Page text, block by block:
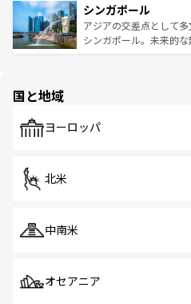
参照してほしい。
激する。気候は一年中温
が待っている。親しみ
た文化、そして多様な
み、どこを訪れても感動
ており、効率よく見ど
うな絶景から文化的な
シンガポール
アジアの交差点として
シンガポール。未来的
で、ホーカーズは地元の
国と地域
ヨーロッパ
北米
中南米
オセアニア